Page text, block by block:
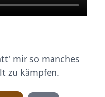
mir so manches
zu kämpfen.